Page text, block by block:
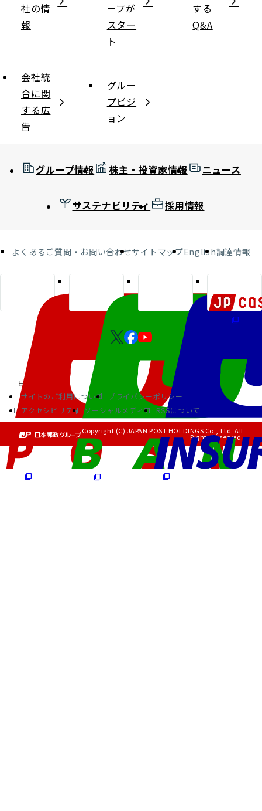
社の情
報
ープが
スター
ト
する
Q&A
会社統
合に関
する広
告
グルー
プビジ
ョン
グループ情報 株主・投資家情報 ニュース
サステナビリティ 採用情報
よくあるご質問・お問い合わせサイトマップEnglish調達情報
サイトのご利用について
プライバシーポリシー
アクセシビリティ
ソーシャルメディア RSSについて
Copyright (C) JAPAN POST HOLDINGS Co., Ltd. All
Rights Reserved.